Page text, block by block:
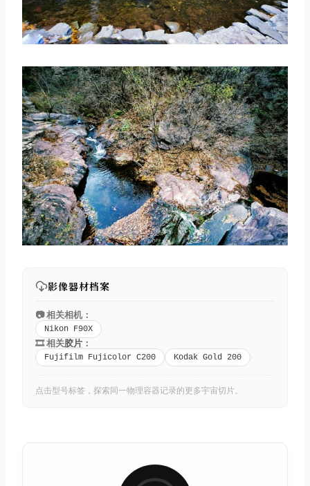
影像器材档案
📷 相关相机：
Nikon F90X
🎞️ 相关胶片 ：
Fujifilm Fujicolor C200 Kodak Gold 200
点击型号标签，探索同一物理容器记录的更多宇宙切片。